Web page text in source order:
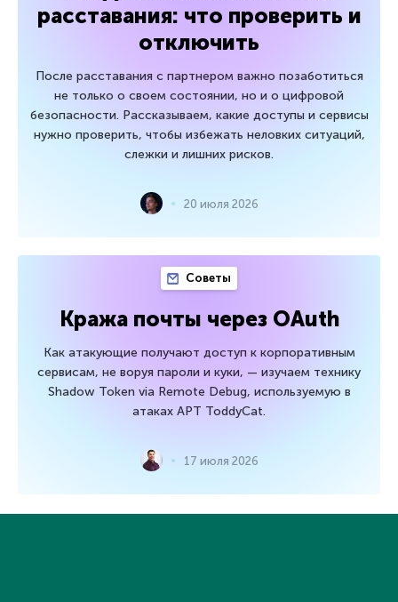
расставания: что проверить и
отключить
После расставания с партнером важно позаботиться
не только о своем состоянии, но и о цифровой
безопасности. Рассказываем, какие доступы и сервисы
нужно проверить, чтобы избежать неловких ситуаций,
слежки и лишних рисков.
20 июля 2026
Советы
Кража почты через OAuth
Как атакующие получают доступ к корпоративным
сервисам, не воруя пароли и куки, — изучаем технику
Shadow Token via Remote Debug, используемую в
атаках APT ToddyCat.
17 июля 2026